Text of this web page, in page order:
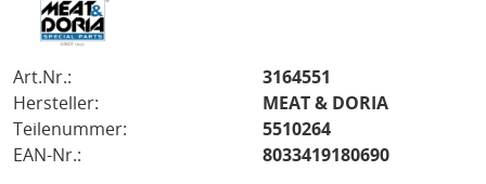
Art.Nr.:
3164551
Hersteller:
MEAT & DORIA
Teilenummer:
5510264
EAN-Nr.:
8033419180690